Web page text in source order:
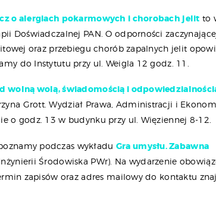
o alergiach pokarmowych i chorobach jelit to
Doświadczalnej PAN. O odporności
oraz przebiegu chorób zapalnych jelit
do Instytutu przy ul. Weigla 12 godz. 11.
wolną wolą, świadomością i
Grott. Wydział Prawa, Administracji i
o godz. 13 w budynku przy ul. Więziennej 8-12.
podczas wykładu Gra umysłu. Zabawna
Środowiska PWr). Na wydarzenie
zapisów oraz adres mailowy do kontaktu